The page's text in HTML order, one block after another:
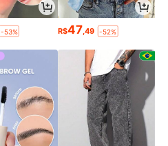
-53% R$47 ,49 -52%